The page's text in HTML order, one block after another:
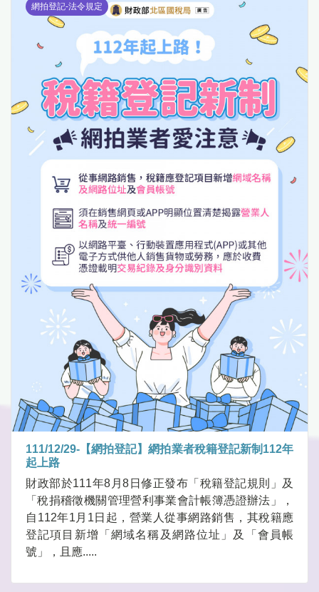
網拍登記-法令規定
111/12/29-【網拍登記】網拍業者稅籍登記新制112年
起上路
財政部於111年8月8日修正發布「稅籍登記規則」及
「稅捐稽徵機關管理營利事業會計帳簿憑證辦法」，
自112年1月1日起，營業人從事網路銷售，其稅籍應
登記項目新增「網域名稱及網路位址」及「會員帳
號」，且應.....